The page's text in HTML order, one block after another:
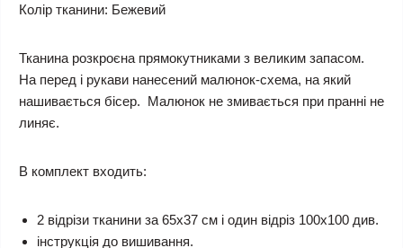
Колір тканини: Бежевий
Тканина розкроєна прямокутниками з великим запасом.
На перед і рукави нанесений малюнок-схема, на який
нашивається бісер. Малюнок не змивається при пранні не
линяє.
В комплект входить:
2 відрізи тканини за 65х37 см і один відріз 100х100 див.
інструкція до вишивання.